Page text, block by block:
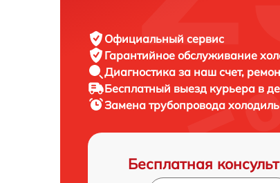
Официальный сервис
Гарантийное обслуживание
Диагностика за наш счет,
Бесплатный выезд курьера в
Замена трубопровода
Бесплатная